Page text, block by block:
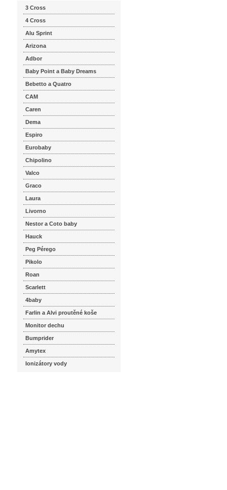
3 Cross
4 Cross
Alu Sprint
Arizona
Adbor
Baby Point a Baby Dreams
Bebetto a Quatro
CAM
Caren
Dema
Espiro
Eurobaby
Chipolino
Valco
Graco
Laura
Livorno
Nestor a Coto baby
Hauck
Peg Pérego
Pikolo
Roan
Scarlett
4baby
Farlin a Alvi proutěné koše
Monitor dechu
Bumprider
Amytex
Ionizátory vody